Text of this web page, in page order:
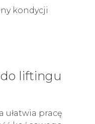
kondycji
liftingu
ułatwia pracę